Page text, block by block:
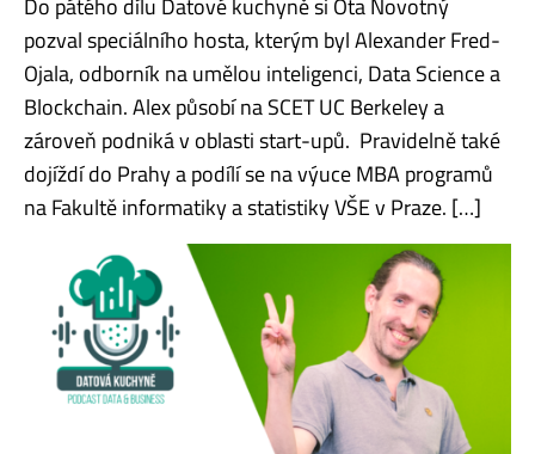
Do pátého dílu Datové kuchyně si Ota Novotný
pozval speciálního hosta, kterým byl ​​Alexander Fred-
Ojala, odborník na umělou inteligenci, Data Science a
Blockchain. Alex působí na SCET UC Berkeley a
zároveň podniká v oblasti start-upů. Pravidelně také
dojíždí do Prahy a podílí se na výuce MBA programů
na Fakultě informatiky a statistiky VŠE v Praze. […]